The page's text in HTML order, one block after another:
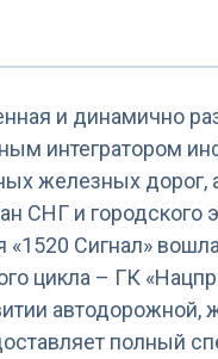
и динамично
интегратором
железных
СНГ и городского
«1520 Сигнал»
цикла – ГК
автодорожной,
полный